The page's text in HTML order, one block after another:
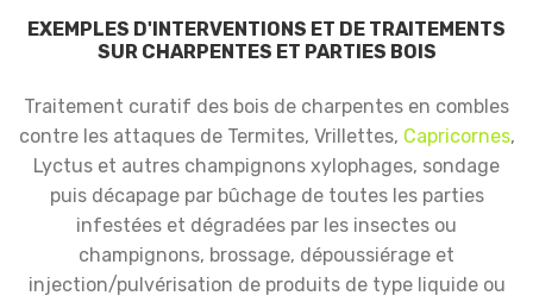
EXEMPLES D'INTERVENTIONS ET DE TRAITEMENTS
SUR CHARPENTES ET PARTIES BOIS
Traitement curatif des bois de charpentes en combles
contre les attaques de Termites, Vrillettes, Capricornes,
Lyctus et autres champignons xylophages, sondage
puis décapage par bûchage de toutes les parties
infestées et dégradées par les insectes ou
champignons, brossage, dépoussiérage et
injection/pulvérisation de produits de type liquide ou